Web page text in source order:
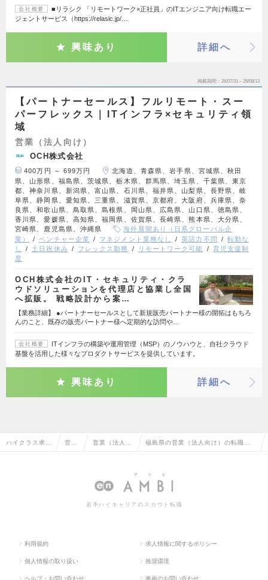
会社概要
■リラシク 「リモートワーク×正社員」のITエンジニア向け転職エー
ジェントサービス（https://relasic.jp/…
興味あり 詳細へ
掲載期間 26/07/31～26/08/13
【パートナーセールス】フルリモート・スー
パーフレックス｜ITインフラ×セキュリティ領
域
営業（法人向け）
OCH株式会社
400万円 ～ 699万円
北海道、青森県、岩手県、宮城県、秋田
県、山形県、福島県、茨城県、栃木県、群馬県、埼玉県、千葉県、東京
都、神奈川県、新潟県、富山県、石川県、福井県、山梨県、長野県、岐
阜県、静岡県、愛知県、三重県、滋賀県、京都府、大阪府、兵庫県、奈
良県、和歌山県、鳥取県、島根県、岡山県、広島県、山口県、徳島県、
香川県、愛媛県、高知県、福岡県、佐賀県、長崎県、熊本県、大分県、
宮崎県、鹿児島県、沖縄県
海外展開あり（日系グローバル企
業）
ベンチャー企業 マネジメント業務なし 英語力不問
転勤な
し
土日祝休み フレックス勤務 リモートワーク可能
育児支援制
度
OCH株式会社のIT・セキュリティ・クラ
ウドソリューションを代理店と協業し全国
へ拡販。 戦略設計から案…
【業務詳細】 ●パートナーセールスとして新規販売パートナー様の開拓はもちろ
んのこと、既存の販売パートナー様へ定期的な訪問や…
会社概要
ITインフラの構築や運用管理（MSP）のノウハウと、自社クラウド
基盤を活用した様々なプロダクトサービスを提供しています。
興味あり 詳細へ
ハイクラス求人 営業 営業（法人向 福島県の営業（法人向け）の転職・
若手ハイキャリアのスカウト転職
利用規約 求人情報に関するポリシー
個人情報の取り扱い 推奨環境
ヘルプ・お問い合わせ 参画のお問い合わせ